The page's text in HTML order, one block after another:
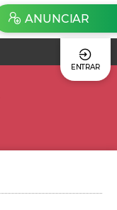
ENTRAR
ANUNCIAR